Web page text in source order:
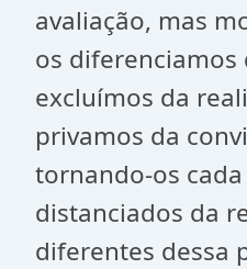
avaliação, mas
os diferenciamos
excluímos da
privamos da
tornando-os
distanciados da
diferentes dessa